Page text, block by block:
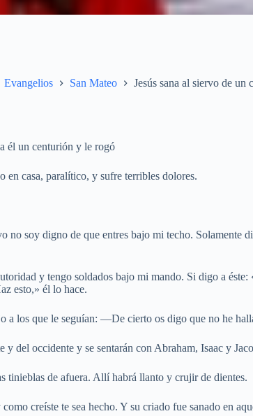
Evangelios San Mateo Jesús sana al siervo de un
él un centurión y le rogó
casa, paralítico, y sufre terribles dolores.
soy digno de que entres bajo mi techo. Solamente
y tengo soldados bajo mi mando. Si digo a
esto,» él lo hace.
a los que le seguían: —De cierto os digo que no he
del occidente y se sentarán con Abraham, Isaac y
tinieblas de afuera. Allí habrá llanto y crujir de dientes.
creíste te sea hecho. Y su criado fue sanado en